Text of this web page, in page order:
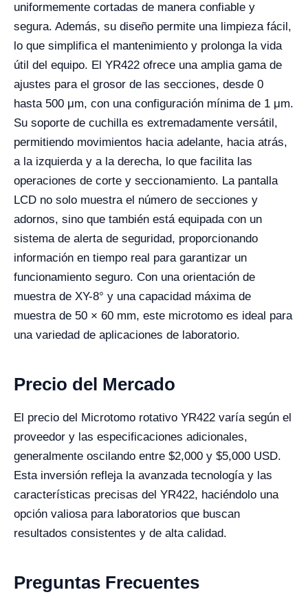
uniformemente cortadas de manera confiable y
segura. Además, su diseño permite una limpieza fácil,
lo que simplifica el mantenimiento y prolonga la vida
útil del equipo. El YR422 ofrece una amplia gama de
ajustes para el grosor de las secciones, desde 0
hasta 500 μm, con una configuración mínima de 1 μm.
Su soporte de cuchilla es extremadamente versátil,
permitiendo movimientos hacia adelante, hacia atrás,
a la izquierda y a la derecha, lo que facilita las
operaciones de corte y seccionamiento. La pantalla
LCD no solo muestra el número de secciones y
adornos, sino que también está equipada con un
sistema de alerta de seguridad, proporcionando
información en tiempo real para garantizar un
funcionamiento seguro. Con una orientación de
muestra de XY-8° y una capacidad máxima de
muestra de 50 × 60 mm, este microtomo es ideal para
una variedad de aplicaciones de laboratorio.
Precio del Mercado
El precio del Microtomo rotativo YR422 varía según el
proveedor y las especificaciones adicionales,
generalmente oscilando entre $2,000 y $5,000 USD.
Esta inversión refleja la avanzada tecnología y las
características precisas del YR422, haciéndolo una
opción valiosa para laboratorios que buscan
resultados consistentes y de alta calidad.
Preguntas Frecuentes